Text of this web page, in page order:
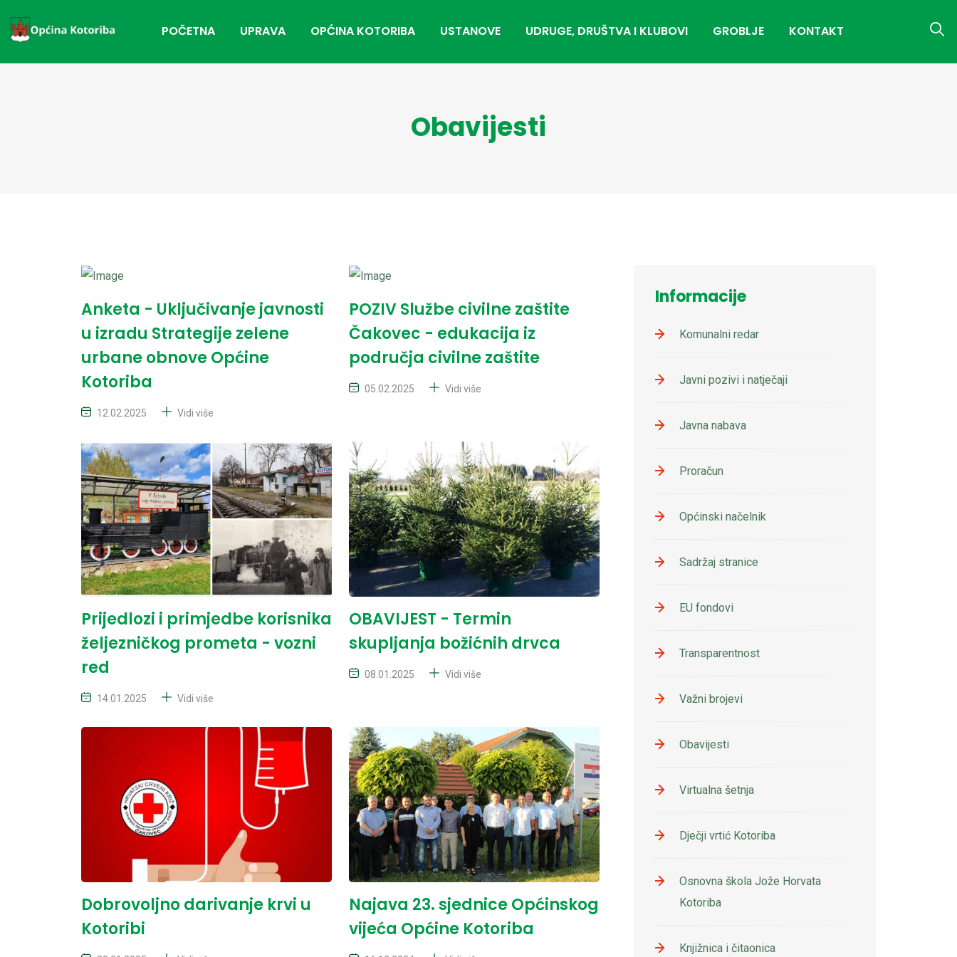
POČETNA UPRAVA OPĆINA KOTORIBA USTANOVE UDRUGE, DRUŠTVA I KLUBOVI GROBLJE KONTAKT
Obavijesti
Anketa - Uključivanje javnosti
u izradu Strategije zelene
urbane obnove Općine
Kotoriba
12.02.2025 Vidi više
POZIV Službe civilne zaštite
Čakovec - edukacija iz
područja civilne zaštite
05.02.2025 Vidi više
Prijedlozi i primjedbe korisnika
željezničkog prometa - vozni
red
14.01.2025 Vidi više
OBAVIJEST - Termin
skupljanja božićnih drvca
08.01.2025 Vidi više
Dobrovoljno darivanje krvi u
Kotoribi
Najava 23. sjednice Općinskog
vijeća Općine Kotoriba
Informacije
Komunalni redar
Javni pozivi i natječaji
Javna nabava
Proračun
Općinski načelnik
Sadržaj stranice
EU fondovi
Transparentnost
Važni brojevi
Obavijesti
Virtualna šetnja
Dječji vrtić Kotoriba
Osnovna škola Jože Horvata
Kotoriba
Knjižnica i čitaonica